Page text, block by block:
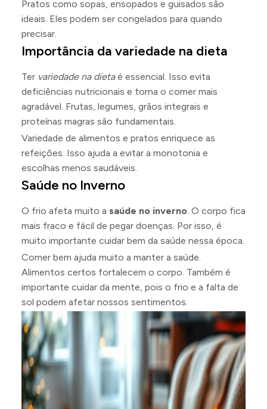
Pratos como sopas, ensopados e guisados são
ideais. Eles podem ser congelados para quando
precisar.
Importância da variedade na dieta
Ter variedade na dietaé essencial. Isso evita
deficiências nutricionais e torna o comer mais
agradável. Frutas, legumes, grãos integrais e
proteínas magras são fundamentais.
Variedade de alimentos e pratos enriquece as
refeições. Isso ajuda a evitar a monotonia e
escolhas menos saudáveis.
Saúde no Inverno
O frio afeta muito a saúde no inverno. O corpo fica
mais fraco e fácil de pegar doenças. Por isso, é
muito importante cuidar bem da saúde nessa época.
Comer bem ajuda muito a manter a saúde.
Alimentos certos fortalecem o corpo. Também é
importante cuidar da mente, pois o frio e a falta de
sol podem afetar nossos sentimentos.